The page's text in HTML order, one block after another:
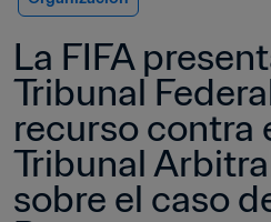
La FIFA
Tribunal
recurso contra
Tribunal
sobre el caso